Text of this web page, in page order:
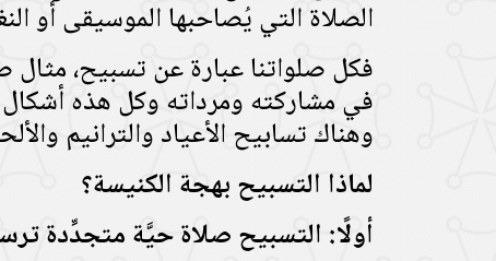
الصلاة التي يُصاحبها الموسيقى أو
فكل صلواتنا عبارة عن تسبيح،
في مشاركته ومرداته وكل هذه
وهناك تسابيح الأعياد والترانيم
لماذا التسبيح بهجة الكنيسة؟
أولًا: التسبيح صلاة حيَّة متجدِّدة